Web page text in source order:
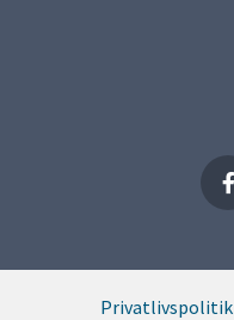
Privatlivspolitik